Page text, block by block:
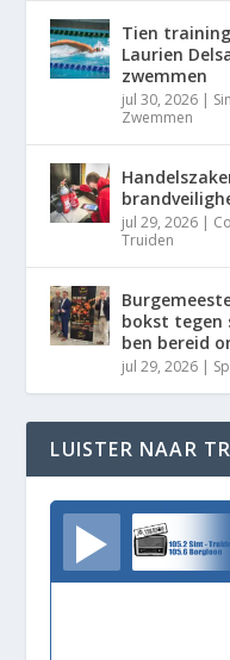
Tien
Laurien
zwemmen
jul 30, 2026 |
Zwemmen
jul 29, 2026 |
Truiden
bokst tegen
ben bereid
jul 29, 2026 |
LUISTER NAAR